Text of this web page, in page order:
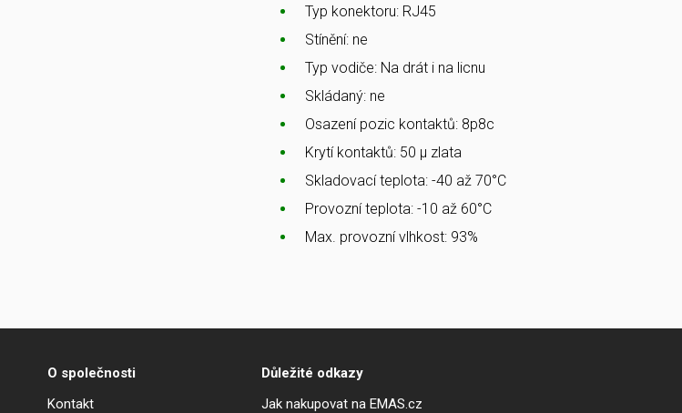
Typ konektoru: RJ45
Stínění: ne
Typ vodiče: Na drát i na licnu
Skládaný: ne
Osazení pozic kontaktů: 8p8c
Krytí kontaktů: 50 µ zlata
Skladovací teplota: -40 až 70°C
Provozní teplota: -10 až 60°C
Max. provozní vlhkost: 93%
O společnosti
Kontakt
Důležité odkazy
Jak nakupovat na EMAS.cz